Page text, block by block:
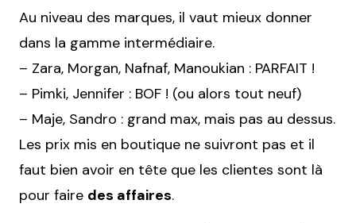
Au niveau des marques, il vaut mieux donner
dans la gamme intermédiaire.
– Zara, Morgan, Nafnaf, Manoukian : PARFAIT !
– Pimki, Jennifer : BOF ! (ou alors tout neuf)
– Maje, Sandro : grand max, mais pas au dessus.
Les prix mis en boutique ne suivront pas et il
faut bien avoir en tête que les clientes sont là
pour faire des affaires.